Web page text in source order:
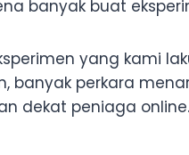
banyak buat
yang kami
banyak perkara
dekat peniaga online.